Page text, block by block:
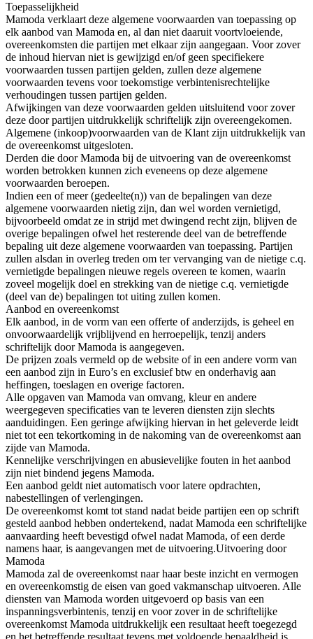
Toepasselijkheid
Mamoda verklaart deze algemene voorwaarden van toepassing op
elk aanbod van Mamoda en, al dan niet daaruit voortvloeiende,
overeenkomsten die partijen met elkaar zijn aangegaan. Voor zover
de inhoud hiervan niet is gewijzigd en/of geen specifiekere
voorwaarden tussen partijen gelden, zullen deze algemene
voorwaarden tevens voor toekomstige verbintenisrechtelijke
verhoudingen tussen partijen gelden.
Afwijkingen van deze voorwaarden gelden uitsluitend voor zover
deze door partijen uitdrukkelijk schriftelijk zijn overeengekomen.
Algemene (inkoop)voorwaarden van de Klant zijn uitdrukkelijk van
de overeenkomst uitgesloten.
Derden die door Mamoda bij de uitvoering van de overeenkomst
worden betrokken kunnen zich eveneens op deze algemene
voorwaarden beroepen.
Indien een of meer (gedeelte(n)) van de bepalingen van deze
algemene voorwaarden nietig zijn, dan wel worden vernietigd,
bijvoorbeeld omdat ze in strijd met dwingend recht zijn, blijven de
overige bepalingen ofwel het resterende deel van de betreffende
bepaling uit deze algemene voorwaarden van toepassing. Partijen
zullen alsdan in overleg treden om ter vervanging van de nietige c.q.
vernietigde bepalingen nieuwe regels overeen te komen, waarin
zoveel mogelijk doel en strekking van de nietige c.q. vernietigde
(deel van de) bepalingen tot uiting zullen komen.
Aanbod en overeenkomst
Elk aanbod, in de vorm van een offerte of anderzijds, is geheel en
onvoorwaardelijk vrijblijvend en herroepelijk, tenzij anders
schriftelijk door Mamoda is aangegeven.
De prijzen zoals vermeld op de website of in een andere vorm van
een aanbod zijn in Euro’s en exclusief btw en onderhavig aan
heffingen, toeslagen en overige factoren.
Alle opgaven van Mamoda van omvang, kleur en andere
weergegeven specificaties van te leveren diensten zijn slechts
aanduidingen. Een geringe afwijking hiervan in het geleverde leidt
niet tot een tekortkoming in de nakoming van de overeenkomst aan
zijde van Mamoda.
Kennelijke verschrijvingen en abusievelijke fouten in het aanbod
zijn niet bindend jegens Mamoda.
Een aanbod geldt niet automatisch voor latere opdrachten,
nabestellingen of verlengingen.
De overeenkomst komt tot stand nadat beide partijen een op schrift
gesteld aanbod hebben ondertekend, nadat Mamoda een schriftelijke
aanvaarding heeft bevestigd ofwel nadat Mamoda, of een derde
namens haar, is aangevangen met de uitvoering.Uitvoering door
Mamoda
Mamoda zal de overeenkomst naar haar beste inzicht en vermogen
en overeenkomstig de eisen van goed vakmanschap uitvoeren. Alle
diensten van Mamoda worden uitgevoerd op basis van een
inspanningsverbintenis, tenzij en voor zover in de schriftelijke
overeenkomst Mamoda uitdrukkelijk een resultaat heeft toegezegd
en het betreffende resultaat tevens met voldoende bepaaldheid is